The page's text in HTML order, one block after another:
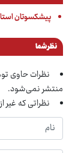
پیشکسوتان
نظر شما
نظرات حاوی
منتشر نمی‌شود.
نظراتی که